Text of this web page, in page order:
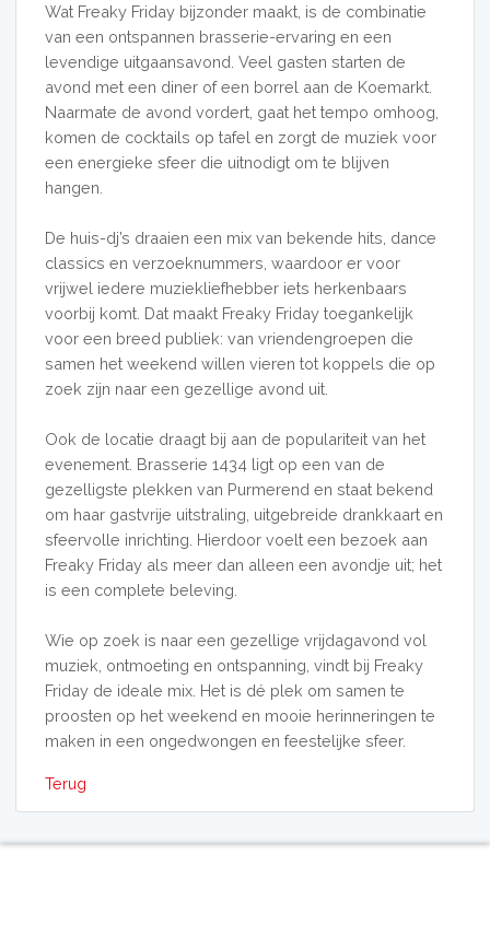
Wat Freaky Friday bijzonder maakt, is de combinatie
van een ontspannen brasserie-ervaring en een
levendige uitgaansavond. Veel gasten starten de
avond met een diner of een borrel aan de Koemarkt.
Naarmate de avond vordert, gaat het tempo omhoog,
komen de cocktails op tafel en zorgt de muziek voor
een energieke sfeer die uitnodigt om te blijven
hangen.
De huis-dj’s draaien een mix van bekende hits, dance
classics en verzoeknummers, waardoor er voor
vrijwel iedere muziekliefhebber iets herkenbaars
voorbij komt. Dat maakt Freaky Friday toegankelijk
voor een breed publiek: van vriendengroepen die
samen het weekend willen vieren tot koppels die op
zoek zijn naar een gezellige avond uit.
Ook de locatie draagt bij aan de populariteit van het
evenement. Brasserie 1434 ligt op een van de
gezelligste plekken van Purmerend en staat bekend
om haar gastvrije uitstraling, uitgebreide drankkaart en
sfeervolle inrichting. Hierdoor voelt een bezoek aan
Freaky Friday als meer dan alleen een avondje uit; het
is een complete beleving.
Wie op zoek is naar een gezellige vrijdagavond vol
muziek, ontmoeting en ontspanning, vindt bij Freaky
Friday de ideale mix. Het is dé plek om samen te
proosten op het weekend en mooie herinneringen te
maken in een ongedwongen en feestelijke sfeer.
Terug